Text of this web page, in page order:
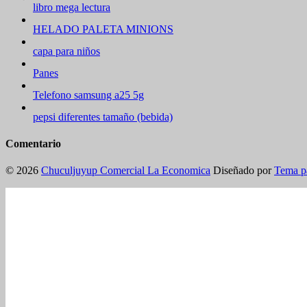
libro mega lectura
HELADO PALETA MINIONS
capa para niños
Panes
Telefono samsung a25 5g
pepsi diferentes tamaño (bebida)
Comentario
© 2026 Chuculjuyup Comercial La Economica Diseñado por Tema